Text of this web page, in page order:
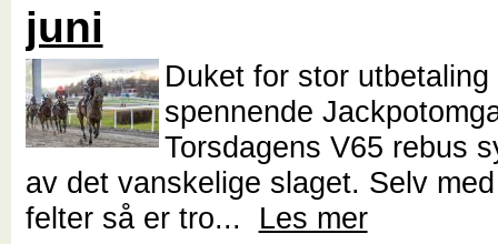
juni
Duket for stor utbetaling
spennende
Torsdagens V65 rebus
av det vanskelige slaget. Selv
felter så er tro... Les mer